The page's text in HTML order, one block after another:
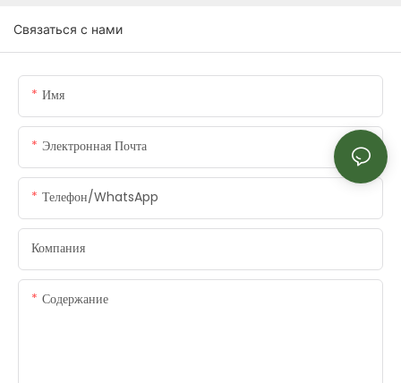
Связаться с нами
Имя
Электронная Почта
Телефон/WhatsApp
Компания
Содержание